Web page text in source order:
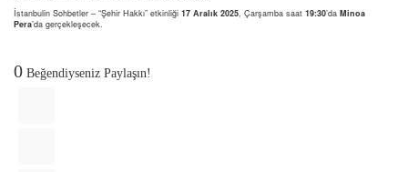
İstanbulin Sohbetler – “Şehir Hakkı” etkinliği 17 Aralık 2025, Çarşamba saat 19:30’da Minoa
Pera’da gerçekleşecek.
0 Beğendiyseniz Paylaşın!